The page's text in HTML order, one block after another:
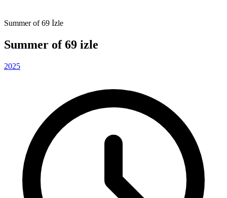
Summer of 69 İzle
Summer of 69 izle
2025